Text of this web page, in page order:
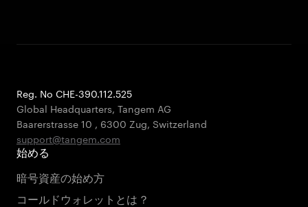
Reg. No CHE-390.112.525
Global Headquarters, Tangem AG
Baarerstrasse 10 , 6300 Zug, Switzerland
support@tangem.com
始める
暗号資産の始め方
コールドウォレットとは？